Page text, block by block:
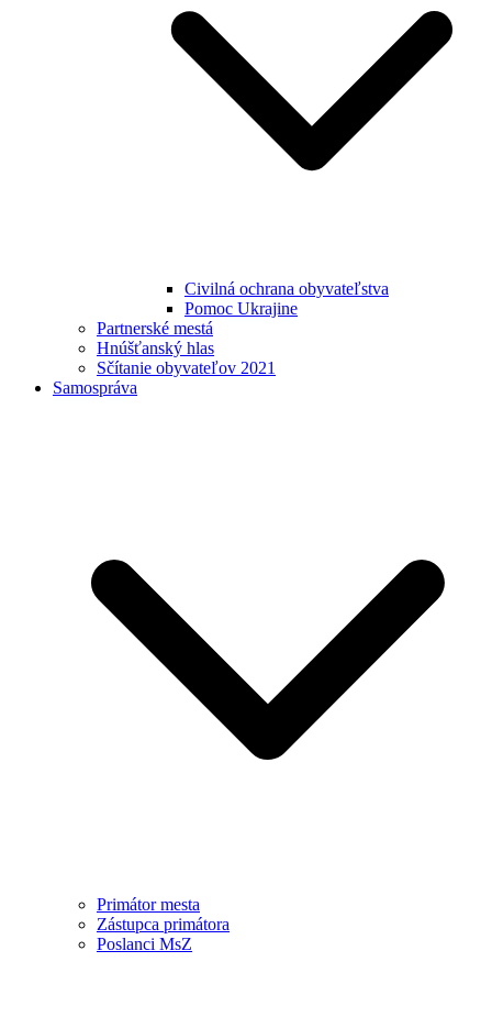
Civilná ochrana obyvateľstva
Pomoc Ukrajine
Partnerské mestá
Hnúšťanský hlas
Sčítanie obyvateľov 2021
Samospráva
Primátor mesta
Zástupca primátora
Poslanci MsZ